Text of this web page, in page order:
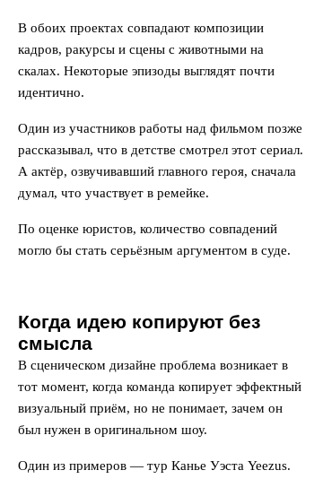
В обоих проектах совпадают композиции
кадров, ракурсы и сцены с животными на
скалах. Некоторые эпизоды выглядят почти
идентично.
Один из участников работы над фильмом позже
рассказывал, что в детстве смотрел этот сериал.
А актёр, озвучивавший главного героя, сначала
думал, что участвует в ремейке.
По оценке юристов, количество совпадений
могло бы стать серьёзным аргументом в суде.
Когда идею копируют без
смысла
В сценическом дизайне проблема возникает в
тот момент, когда команда копирует эффектный
визуальный приём, но не понимает, зачем он
был нужен в оригинальном шоу.
Один из примеров — тур Канье Уэста Yeezus.